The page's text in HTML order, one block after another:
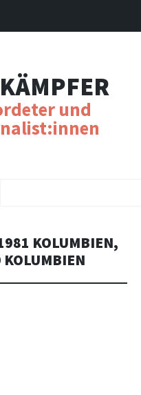
und
KOLUMBIEN,
KOLUMBIEN